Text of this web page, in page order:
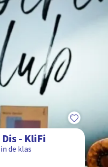
- KliFi
de klas